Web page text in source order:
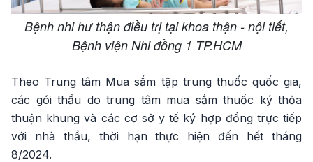
Bệnh nhi hư thận điều trị tại khoa thận - nội tiết,
Bệnh viện Nhi đồng 1 TP.HCM
Theo Trung tâm Mua sắm tập trung thuốc quốc gia,
các gói thầu do trung tâm mua sắm thuốc ký thỏa
thuận khung và các cơ sở y tế ký hợp đồng trực tiếp
với nhà thầu, thời hạn thực hiện đến hết tháng
8/2024.